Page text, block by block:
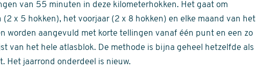
van 55 minuten in deze kilometerhokken. Het gaat om
x 5 hokken), het voorjaar (2 x 8 hokken) en elke maand van het
worden aangevuld met korte tellingen vanaf één punt en een zo
van het hele atlasblok. De methode is bijna geheel hetzelfde als
Het jaarrond onderdeel is nieuw.